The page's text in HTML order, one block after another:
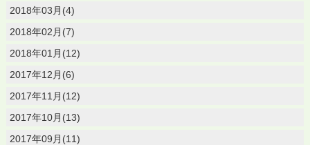
2018年03月(4)
2018年02月(7)
2018年01月(12)
2017年12月(6)
2017年11月(12)
2017年10月(13)
2017年09月(11)